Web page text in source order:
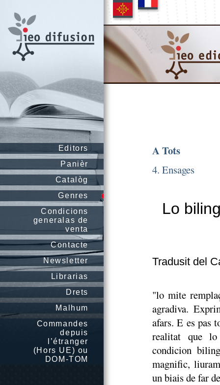
Editors
Panièr
Catalòg
Genres
Condicions
generalas de
venta
Contacte
Newsletter
Librarias
Drets
Malhum
Commandes
depuis
l’étranger
(Hors UE) ou
DOM-TOM
A Tots
4. Ensages
Lo
Tradusit del
"lo mite
agradiva.
afars. E es pas
realitat que lo
condicion
magnific,
un biais de far